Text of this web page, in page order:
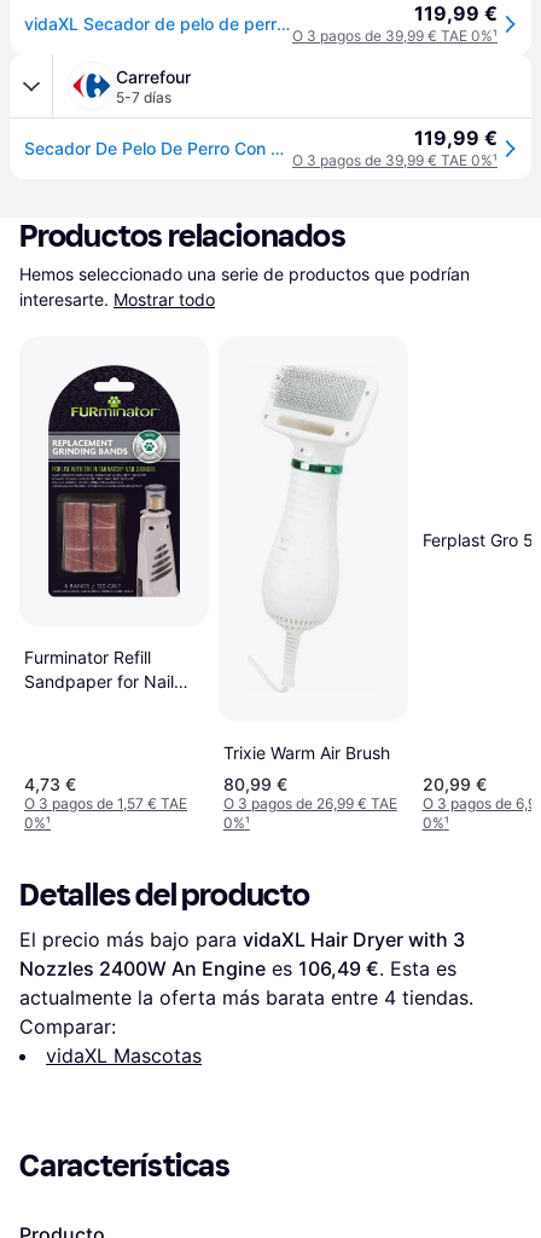
vidaXL Secador de pelo de perro con 3 boquillas negro 2400 W - Beige 119,99 €
O 3 pagos de 39,99 € TAE 0%¹
Carrefour
5-7 días
Secador De Pelo De Perro Con 3 Boquillas Negro 2400 W Vidaxl 119,99 €
O 3 pagos de 39,99 € TAE 0%¹
Productos relacionados
Hemos seleccionado una serie de productos que podrían
interesarte. Mostrar todo
Furminator Refill
Sandpaper for Nail
4,73 €
O 3 pagos de 1,57 € TAE
0%¹
Trixie Warm Air Brush
80,99 €
O 3 pagos de 26,99 € TAE
0%¹
Ferplast Gro
20,99 €
O 3 pagos de
0%¹
Detalles del producto
El precio más bajo para vidaXL Hair Dryer with 3
Nozzles 2400W An Engine es 106,49 €. Esta es
actualmente la oferta más barata entre 4 tiendas.
Comparar:
vidaXL Mascotas
Características